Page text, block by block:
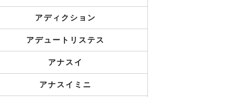
アディクション
アデュートリステス
アナスイ
アナスイミニ